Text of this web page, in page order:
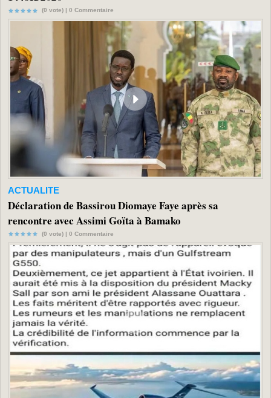
(0 vote) | 0 Commentaire
ACTUALITE
Déclaration de Bassirou Diomaye Faye après sa
rencontre avec Assimi Goïta à Bamako
(0 vote) | 0 Commentaire